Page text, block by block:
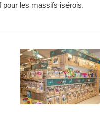
pour les massifs isérois.